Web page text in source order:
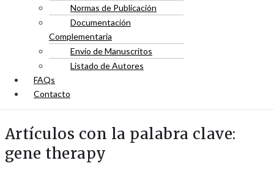
Normas de Publicación
Documentación
Complementaria
Envío de Manuscritos
Listado de Autores
FAQs
Contacto
Artículos con la palabra clave:
gene therapy